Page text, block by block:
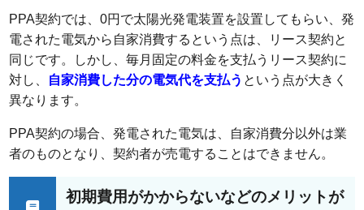
PPA契約では、0円で太陽光発電装置を設置してもらい、発
電された電気から自家消費するという点は、リース契約と
同じです。しかし、毎月固定の料金を支払うリース契約に
対し、
自家消費した分の電気代を支払う という点が大きく
異なります。
PPA契約の場合、発電された電気は、自家消費分以外は業
者のものとなり、契約者が売電することはできません。
初期費用がかからないなどのメリットが